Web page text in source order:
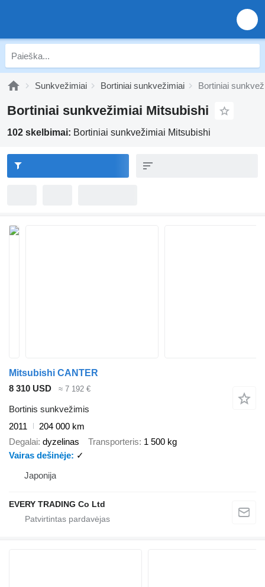
Sunkvežimiai Bortiniai sunkvežimiai Bortiniai
Bortiniai sunkvežimiai Mitsubishi
102 skelbimai: Bortiniai sunkvežimiai Mitsubishi
Mitsubishi CANTER
8 310 USD
≈ 7 192 €
Bortinis sunkvežimis
2011
204 000 km
Degalai dyzelinas Transporteris 1 500 kg
Vairas dešinėje
✓
Japonija
EVERY TRADING Co Ltd